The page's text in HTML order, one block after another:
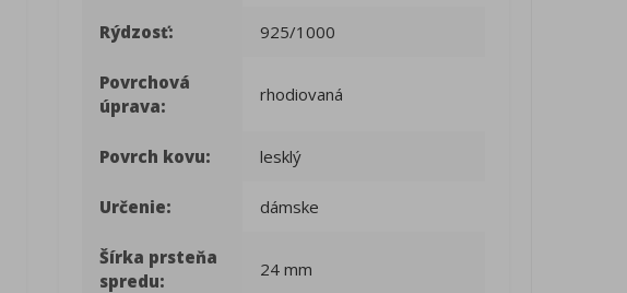
Rýdzosť: 925/1000
Povrchová
úprava:
rhodiovaná
Povrch kovu: lesklý
Určenie: dámske
Šírka prsteňa
spredu:
24 mm